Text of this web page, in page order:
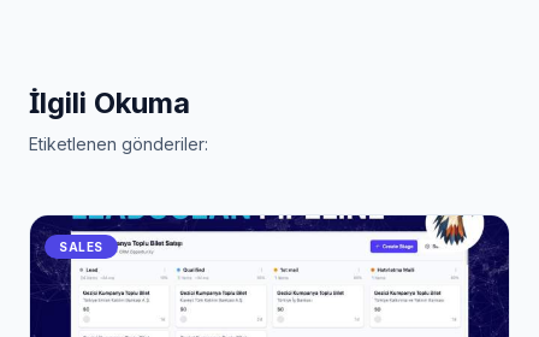
İlgili Okuma
Etiketlenen gönderiler:
SALES